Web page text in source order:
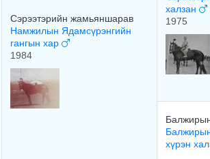
Сэрээтэрийн жамьяншарав
Намжилын Ядамсүрэнгийн
гангын хар
1984
халзан
1975
хүрэн